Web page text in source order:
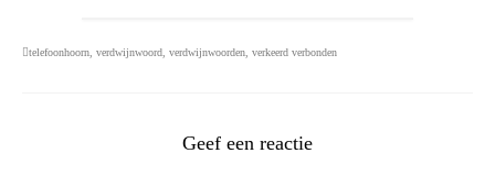
telefoonhoorn verdwijnwoord verdwijnwoorden verkeerd verbonden
Geef een reactie